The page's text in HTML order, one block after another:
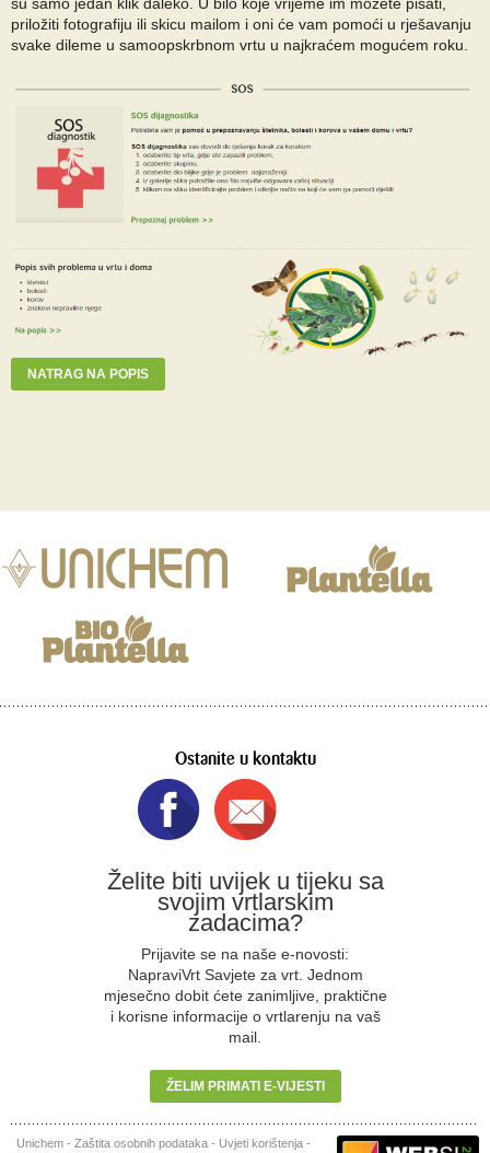
su samo jedan klik daleko. U bilo koje vrijeme im možete pisati,
priložiti fotografiju ili skicu mailom i oni će vam pomoći u rješavanju
svake dileme u samoopskrbnom vrtu u najkraćem mogućem roku.
NATRAG NA POPIS
Ostanite u kontaktu
Želite biti uvijek u tijeku sa
svojim vrtlarskim
zadacima?
Prijavite se na naše e-novosti:
NapraviVrt Savjete za vrt. Jednom
mjesečno dobit ćete zanimljive, praktične
i korisne informacije o vrtlarenju na vaš
mail.
ŽELIM PRIMATI E-VIJESTI
Unichem- Zaštita osobnih podataka- Uvjeti korištenja-